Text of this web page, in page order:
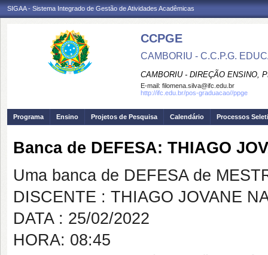
SIGAA - Sistema Integrado de Gestão de Atividades Acadêmicas
CCPGE
CAMBORIU - C.C.P.G.
CAMBORIU - DIREÇÃO ENSINO,
E-mail: filomena.silva@ifc.edu.br
http://ifc.edu.br/pos-graduacao//ppge
Programa Ensino Projetos de Pesquisa Calendário Processos
Banca de DEFESA: THIAGO
Uma banca de DEFESA de
DISCENTE : THIAGO JOVANE
DATA : 25/02/2022
HORA: 08:45